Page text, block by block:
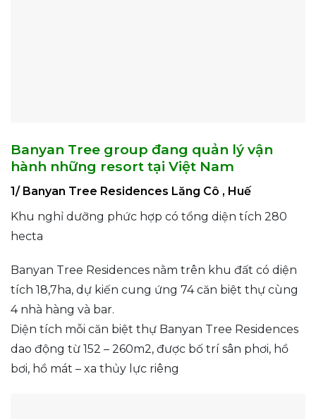
Banyan Tree group đang quản lý vận
hành những resort tại Việt Nam
1/ Banyan Tree Residences Lăng Cô , Huế
Khu nghỉ dưỡng phức hợp có tổng diện tích 280
hecta
Banyan Tree Residences nằm trên khu đất có diện
tích 18,7ha, dự kiến cung ứng 74 căn biệt thự cùng
4 nhà hàng và bar.
Diện tích mỗi căn biệt thự Banyan Tree Residences
dao động từ 152 – 260m2, được bố trí sân phơi, hồ
bơi, hồ mát – xa thủy lực riêng